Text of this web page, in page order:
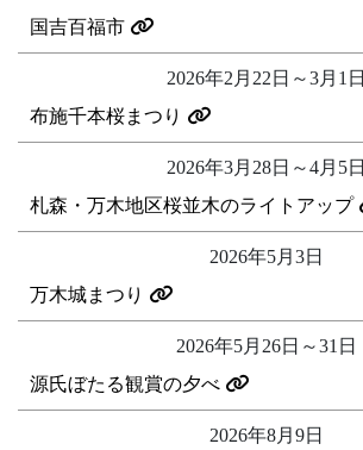
国吉百福市
2026年2月22日～3月1日
布施千本桜まつり
2026年3月28日～4月5日
札森・万木地区桜並木のライトアップ
2026年5月3日
万木城まつり
2026年5月26日～31日
源氏ぼたる観賞の夕べ
2026年8月9日